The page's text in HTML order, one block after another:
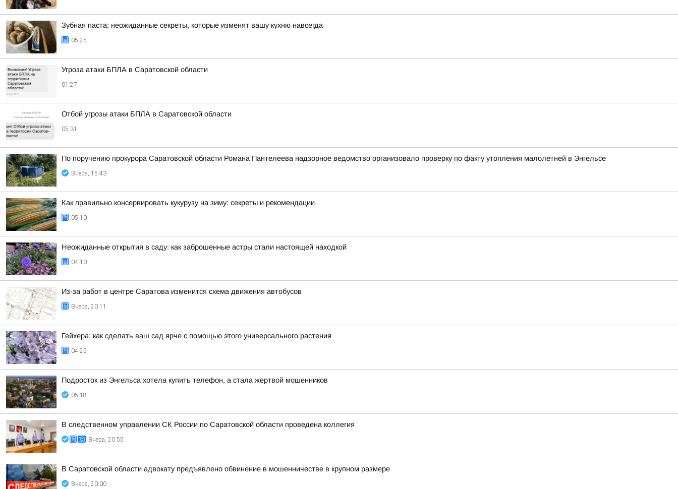
Зубная паста: неожиданные секреты, которые изменят вашу кухню навсегда
05:25
Угроза атаки БПЛА в Саратовской области
01:27
Отбой угрозы атаки БПЛА в Саратовской области
05:31
По поручению прокурора Саратовской области Романа Пантелеева надзорное ведомство организовало проверку по факту утопления малолетней в Энгельсе
Вчера, 15:43
Как правильно консервировать кукурузу на зиму: секреты и рекомендации
05:10
Неожиданные открытия в саду: как заброшенные астры стали настоящей находкой
04:10
Из-за работ в центре Саратова изменится схема движения автобусов
Вчера, 20:11
Гейхера: как сделать ваш сад ярче с помощью этого универсального растения
04:25
Подросток из Энгельса хотела купить телефон, а стала жертвой мошенников
05:18
В следственном управлении СК России по Саратовской области проведена коллегия
Вчера, 20:55
В Саратовской области адвокату предъявлено обвинение в мошенничестве в крупном размере
Вчера, 20:00